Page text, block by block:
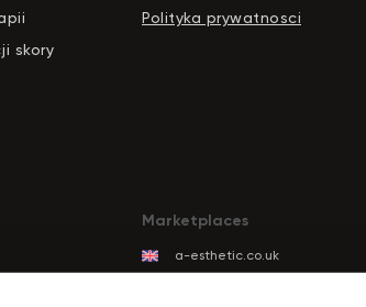
skory
Polityka prywatnosci
a-esthetic.co.uk
Marketplaces